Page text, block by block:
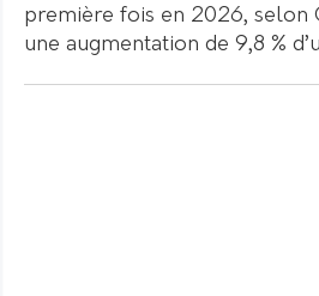
première fois en 2026, selon
une augmentation de 9,8 %